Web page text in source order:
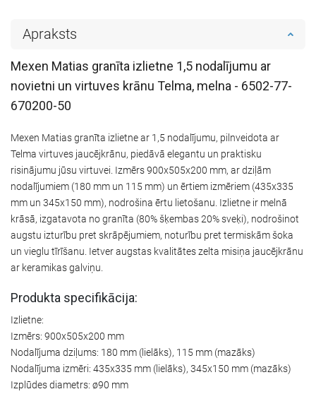
Apraksts
Mexen Matias granīta izlietne 1,5 nodalījumu ar
novietni un virtuves krānu Telma, melna - 6502-77-
670200-50
Mexen Matias granīta izlietne ar 1,5 nodalījumu, pilnveidota ar
Telma virtuves jaucējkrānu, piedāvā elegantu un praktisku
risinājumu jūsu virtuvei. Izmērs 900x505x200 mm, ar dziļām
nodalījumiem (180 mm un 115 mm) un ērtiem izmēriem (435x335
mm un 345x150 mm), nodrošina ērtu lietošanu. Izlietne ir melnā
krāsā, izgatavota no granīta (80% šķembas 20% sveķi), nodrošinot
augstu izturību pret skrāpējumiem, noturību pret termiskām šoka
un vieglu tīrīšanu. Ietver augstas kvalitātes zelta misiņa jaucējkrānu
ar keramikas galviņu.
Produkta specifikācija:
Izlietne:
Izmērs: 900x505x200 mm
Nodalījuma dziļums: 180 mm (lielāks), 115 mm (mazāks)
Nodalījuma izmēri: 435x335 mm (lielāks), 345x150 mm (mazāks)
Izplūdes diametrs: ø90 mm